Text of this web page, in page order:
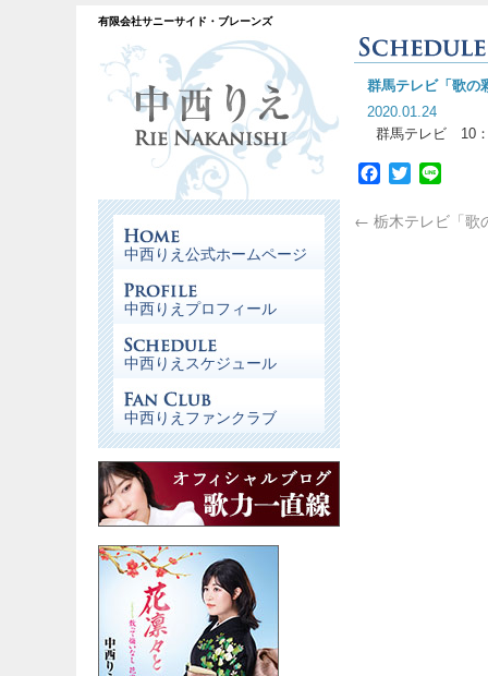
有限会社サニーサイド・ブレーンズ
群馬テレビ「歌の
2020.01.24
群馬テレビ 10
Facebook
Twitter
← 栃木テレビ「歌
中西りえ公式ホームページ
中西りえプロフィール
中西りえスケジュール
中西りえファンクラブ